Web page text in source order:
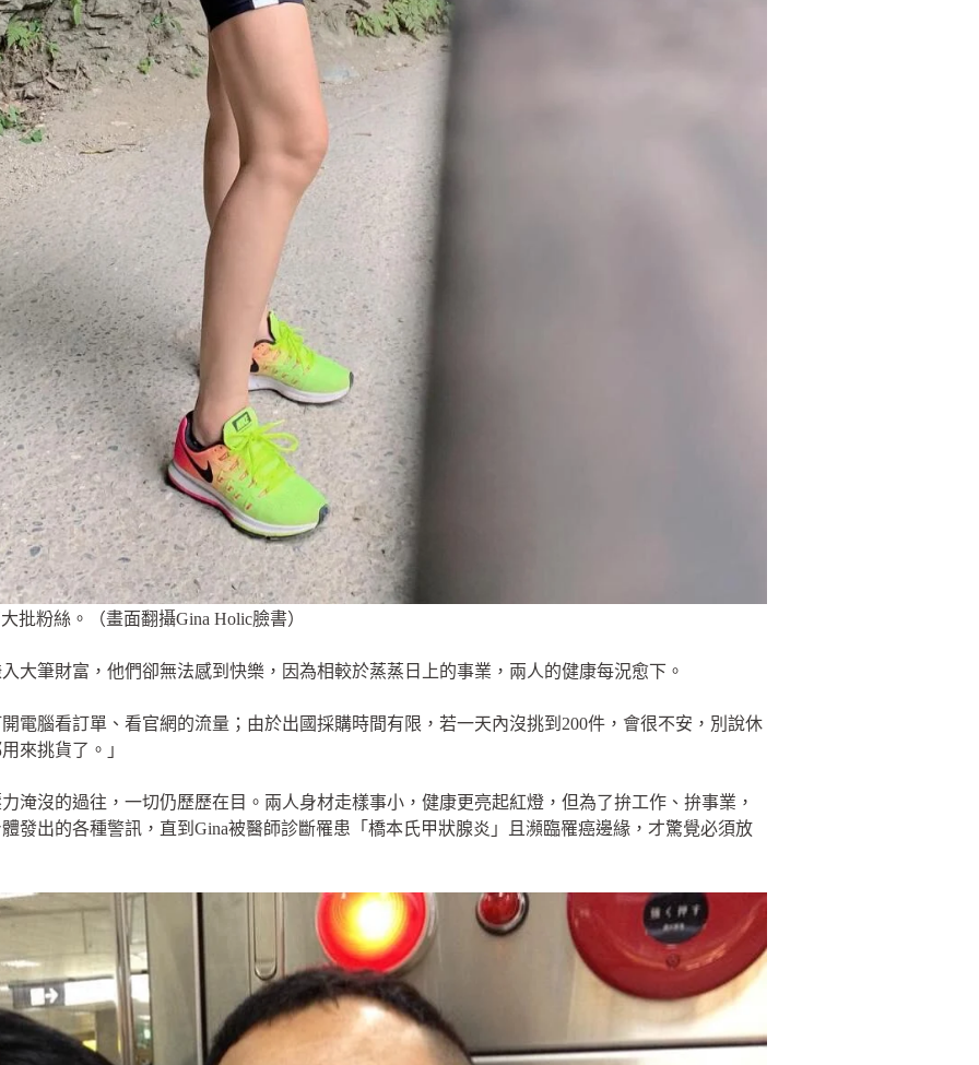
批粉絲。（畫面翻攝Gina Holic臉書）
大筆財富，他們卻無法感到快樂，因為相較於蒸蒸日上的事業，兩人的健康每況愈下。
電腦看訂單、看官網的流量；由於出國採購時間有限，若一天內沒挑到200件，會很不安，別說休
來挑貨了。」
淹沒的過往，一切仍歷歷在目。兩人身材走樣事小，健康更亮起紅燈，但為了拚工作、拚事業，
發出的各種警訊，直到Gina被醫師診斷罹患「橋本氏甲狀腺炎」且瀕臨罹癌邊緣，才驚覺必須放